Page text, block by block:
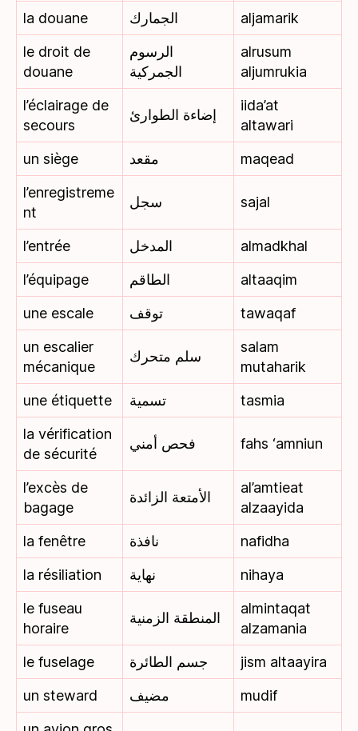
la douane
الجمارك
aljamarik
le droit de
douane
الرسوم
الجمركية
alrusum
aljumrukia
l’éclairage de
secours
إضاءة الطوارئ
iida’at
altawari
un siège
مقعد
maqead
l’enregistreme
nt
سجل sajal
l’entrée المدخل
almadkhal
l’équipage
الطاقم
altaaqim
une escale
توقف
tawaqaf
un escalier
mécanique
سلم متحرك
salam
mutaharik
une étiquette
تسمية
tasmia
la vérification
de sécurité
فحص أمني fahs ‘amniun
l’excès de
bagage
الأمتعة الزائدة
al’amtieat
alzaayida
la fenêtre
نافذة
nafidha
la résiliation
نهاية
nihaya
le fuseau
horaire
المنطقة الزمنية
almintaqat
alzamania
le fuselage
جسم الطائرة
jism altaayira
un steward
مضيف
mudif